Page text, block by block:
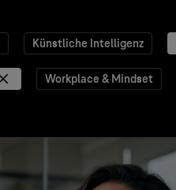
Künstliche Intelligenz
Workplace & Mindset